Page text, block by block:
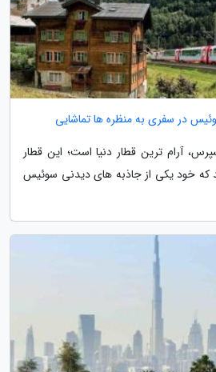
در سفری به منظره ها تماشایی
آرام ترین قطار دنیا است؛ این قطار
که خود یکی از جاذبه های دیدنی سوئیس